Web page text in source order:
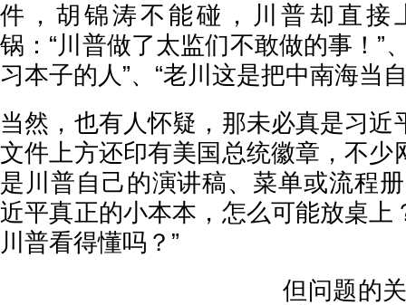
件，胡锦涛不能碰，川普却直接
锅：“川普做了太监们不敢做的事！”
习本子的人”、“老川这是把中南海当
当然，也有人怀疑，那未必真是习近
文件上方还印有美国总统徽章，不少
是川普自己的演讲稿、菜单或流程
近平真正的小本本，怎么可能放桌上
川普看得懂吗？”
但问题的